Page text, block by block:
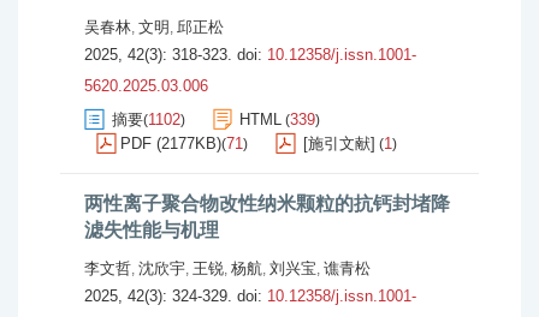
吴春林, 文明 , 邱正松
2025, 42(3): 318-323. doi: 10.12358/j.issn.1001-
5620.2025.03.006
摘要(1102) HTML (339)
PDF (2177KB)(71) [施引文献] (1)
两性离子聚合物改性纳米颗粒的抗钙封堵降
滤失性能与机理
李文哲, 沈欣宇, 王锐, 杨航, 刘兴宝, 谯青松
2025, 42(3): 324-329. doi: 10.12358/j.issn.1001-